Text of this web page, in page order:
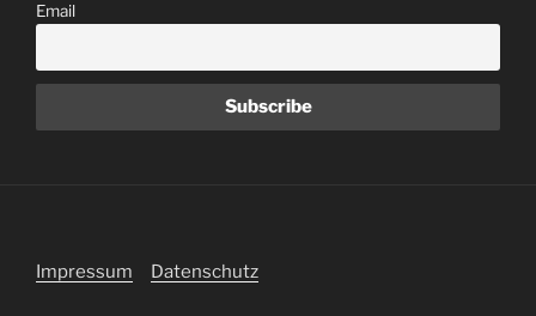
Email
Impressum Datenschutz